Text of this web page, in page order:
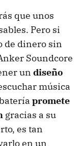
que unos
Pero si
de dinero sin
Soundcore
un diseño
música
promete
gracias a su
es tan
en un